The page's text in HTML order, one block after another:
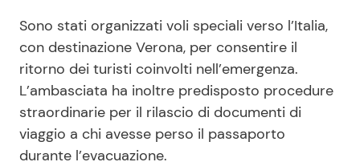
Sono stati organizzati voli speciali verso l’Italia,
con destinazione Verona, per consentire il
ritorno dei turisti coinvolti nell’emergenza.
L’ambasciata ha inoltre predisposto procedure
straordinarie per il rilascio di documenti di
viaggio a chi avesse perso il passaporto
durante l’evacuazione.